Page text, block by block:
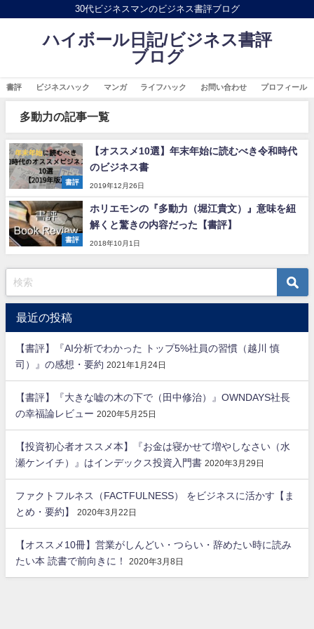
30代ビジネスマンのビジネス書評ブログ
ハイボール日記/ビジネス書評
ブログ
書評 ビジネスハック マンガ ライフハック お問い合わせ プロフィール
多動力の記事一覧
書評
【オススメ10選】年末年始に読むべき令和時代
のビジネス書
2019年12月26日
書評
ホリエモンの『多動力（堀江貴文）』意味を紐
解くと驚きの内容だった【書評】
2018年10月1日
最近の投稿
【書評】『AI分析でわかった トップ5%社員の習慣（越川 慎
司）』の感想・要約 2021年1月24日
【書評】『大きな嘘の木の下で（田中修治）』OWNDAYS社長
の幸福論レビュー 2020年5月25日
【投資初心者オススメ本】『お金は寝かせて増やしなさい（水
瀬ケンイチ）』はインデックス投資入門書 2020年3月29日
ファクトフルネス（FACTFULNESS） をビジネスに活かす【ま
とめ・要約】
2020年3月22日
【オススメ10冊】営業がしんどい・つらい・辞めたい時に読み
たい本 読書で前向きに！
2020年3月8日